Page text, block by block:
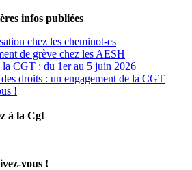
infos publiées
chez les cheminot-es
de grève chez les AESH
la CGT : du 1er au 5 juin 2026
droits : un engagement de la CGT
!
à la Cgt
vous !